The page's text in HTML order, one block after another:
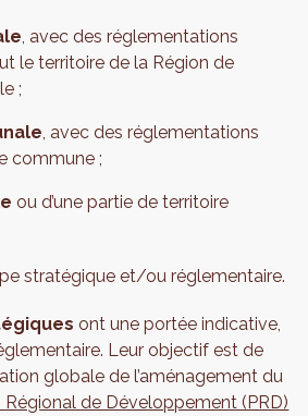
, avec des réglementations
le territoire de la Région de
;
, avec des réglementations
commune ;
ou d’une partie de territoire
stratégique et/ou réglementaire.
ont une portée indicative,
Leur objectif est de
globale de l’aménagement du
Régional de Développement (PRD)